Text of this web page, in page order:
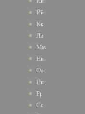
Йй
Кк
Лл
Мм
Нн
Оо
Пп
Рр
Сс